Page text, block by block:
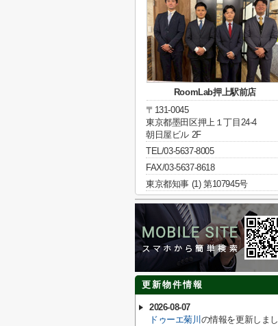
RoomLab押上駅前店
〒131-0045
東京都墨田区押上１丁目24-4
朝日屋ビル 2F
TEL/03-5637-8005
FAX/03-5637-8618
東京都知事 (1) 第107945号
更新物件情報
2026-08-07
ドゥーエ菊川 の情報を更新しまし